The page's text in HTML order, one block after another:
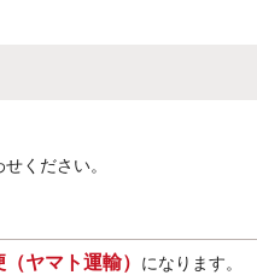
ください。
ヤマト運輸） になります。